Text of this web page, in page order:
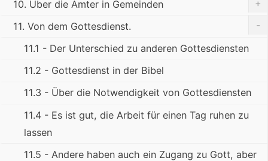
10. Über die Ämter in Gemeinden
+
11. Von dem Gottesdienst.
-
11.1 - Der Unterschied zu anderen Gottesdiensten
11.2 - Gottesdienst in der Bibel
11.3 - Über die Notwendigkeit von Gottesdiensten
11.4 - Es ist gut, die Arbeit für einen Tag ruhen zu
lassen
11.5 - Andere haben auch ein Zugang zu Gott, aber